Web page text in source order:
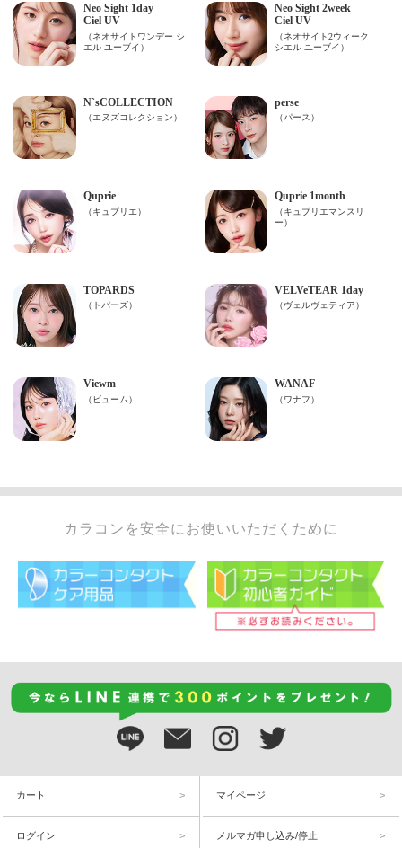
カラコンを安全にお使いいただくために
カート マイページ
ログイン メルマガ申し込み/停止